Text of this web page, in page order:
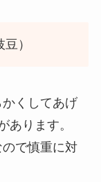
）
くしてあげ
あります。
で慎重に対